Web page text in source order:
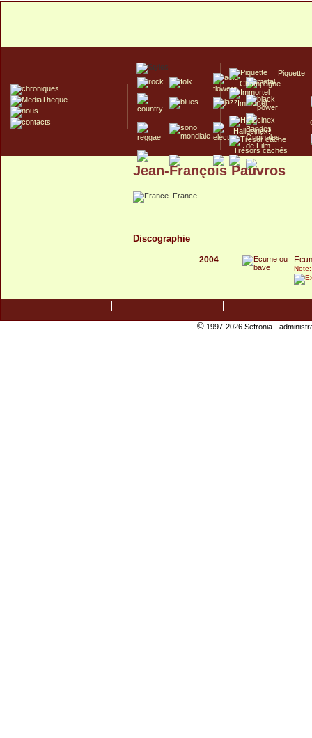
Piquette
Champagne
Immortel
Hallucinex!
Trésors cachés
Culte/Collector
Jean-François Pauvros
France
Discographie
2004
©1997-2026 Sefronia -